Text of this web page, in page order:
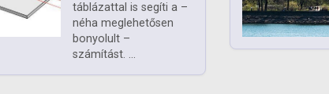
táblázattal is segíti a –
néha meglehetősen
bonyolult –
számítást. ...